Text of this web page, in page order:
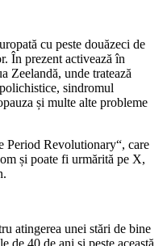
cu peste douăzeci de
În prezent activează în
Zeelandă, unde tratează
sindromul
și multe alte probleme
Period Revolutionary“, care
și poate fi urmărită pe X,
atingerea unei stări de bine